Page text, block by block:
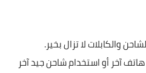
والكابلات لا تزال بخير.
آخر أو استخدام شاحن جيد آخر